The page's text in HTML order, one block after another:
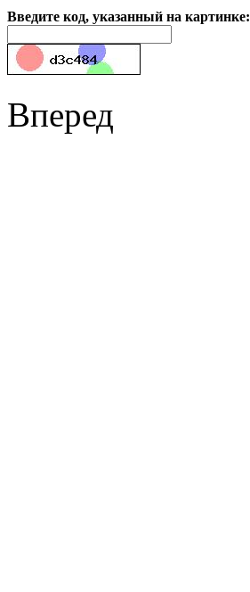
Введите код, указанный на картинке:
Вперед